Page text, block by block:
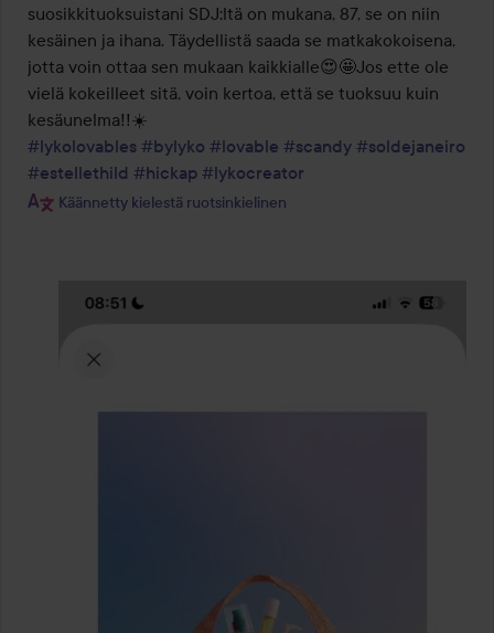
suosikkituoksuistani SDJ:ltä on mukana, 87, se on niin
kesäinen ja ihana. Täydellistä saada se matkakokoisena,
jotta voin ottaa sen mukaan kaikkialle😍🤩Jos ette ole
vielä kokeilleet sitä, voin kertoa, että se tuoksuu kuin
#lykolovables #bylyko #lovable #scandy #soldejaneiro
#estellethild #hickap #lykocreator
Käännetty kielestä ruotsinkielinen